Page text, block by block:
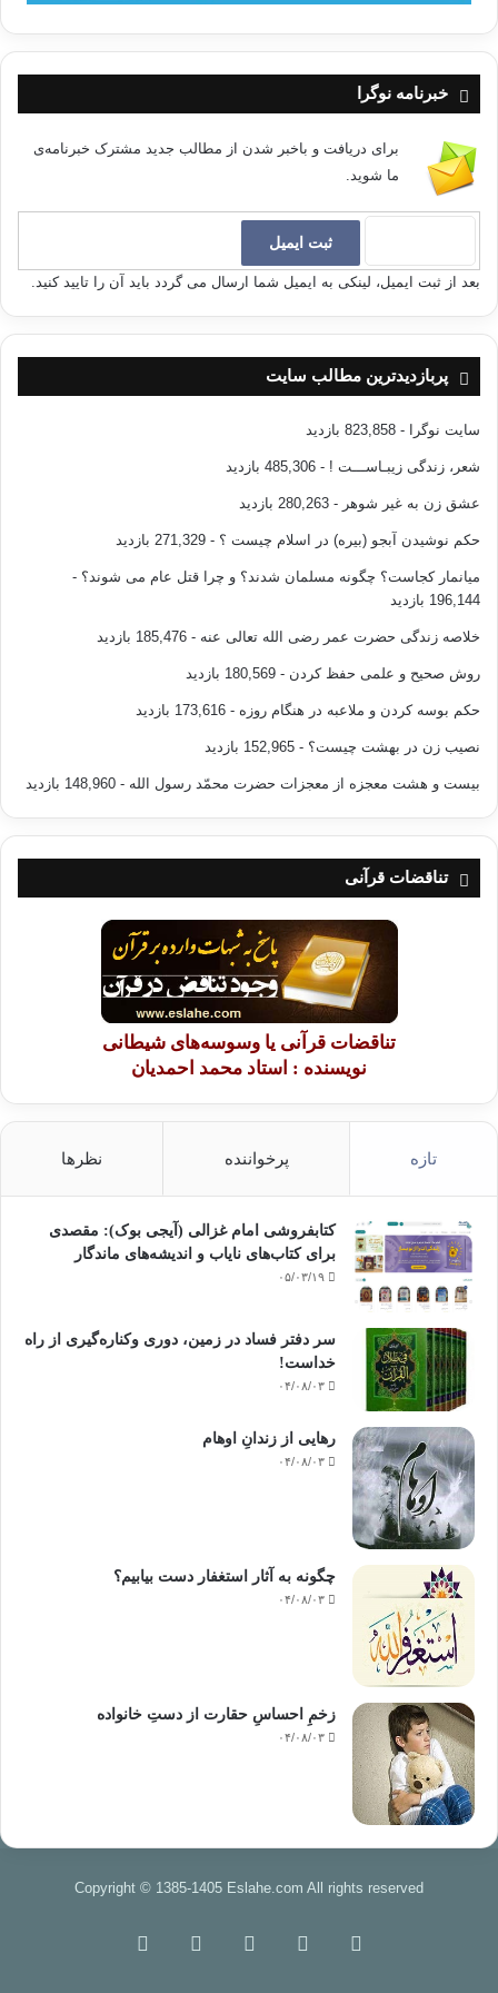
خبرنامه نوگرا
برای دریافت و باخبر شدن از مطالب جدید مشترک خبرنامه‌ی
ما شوید.
بعد از ثبت ایمیل، لینکی به ایمیل شما ارسال می گردد باید آن را تایید کنید.
پربازدیدترین مطالب سایت
سایت نوگرا - 823,858 بازدید
شعر، زندگی زیبـاســـت ! - 485,306 بازدید
عشق زن به غیر شوهر - 280,263 بازدید
حکم نوشیدن آبجو (بیره) در اسلام چیست ؟ - 271,329 بازدید
میانمار کجاست؟ چگونه مسلمان شدند؟ و چرا قتل عام می شوند؟ -
196,144 بازدید
خلاصه زندگی حضرت عمر رضی الله تعالی عنه - 185,476 بازدید
روش صحیح و علمی حفظ کردن - 180,569 بازدید
حکم بوسه کردن و ملاعبه در هنگام روزه - 173,616 بازدید
نصیب زن در بهشت چیست؟ - 152,965 بازدید
بیست و هشت معجزه از معجزات حضرت محمّد رسول الله - 148,960 بازدید
تناقضات قرآنی
تناقضات قرآنی یا وسوسه‌های شیطانی
نویسنده : استاد محمد احمدیان
تازه پرخواننده نظرها
کتابفروشی امام غزالی (آیجی بوک): مقصدی
برای کتاب‌های نایاب و اندیشه‌های ماندگار
۰۵/۰۳/۱۹
سر دفتر فساد در زمین‌، دوری وکناره‌گیری از راه
خداست‌!
۰۴/۰۸/۰۳
رهایی از زندانِ اوهام
۰۴/۰۸/۰۳
چگونه به آثار استغفار دست بیابیم؟
۰۴/۰۸/۰۳
زخمِ احساسِ حقارت از دستِ خانواده
۰۴/۰۸/۰۳
Copyright © 1385-1405 Eslahe.com All rights reserved
خوراک اینستاگرام